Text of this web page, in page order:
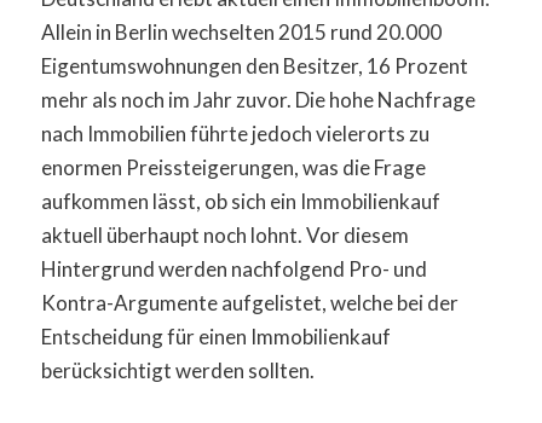
Allein in Berlin wechselten 2015 rund 20.000
Eigentumswohnungen den Besitzer, 16 Prozent
mehr als noch im Jahr zuvor. Die hohe Nachfrage
nach Immobilien führte jedoch vielerorts zu
enormen Preissteigerungen, was die Frage
aufkommen lässt, ob sich ein Immobilienkauf
aktuell überhaupt noch lohnt. Vor diesem
Hintergrund werden nachfolgend Pro- und
Kontra-Argumente aufgelistet, welche bei der
Entscheidung für einen Immobilienkauf
berücksichtigt werden sollten.